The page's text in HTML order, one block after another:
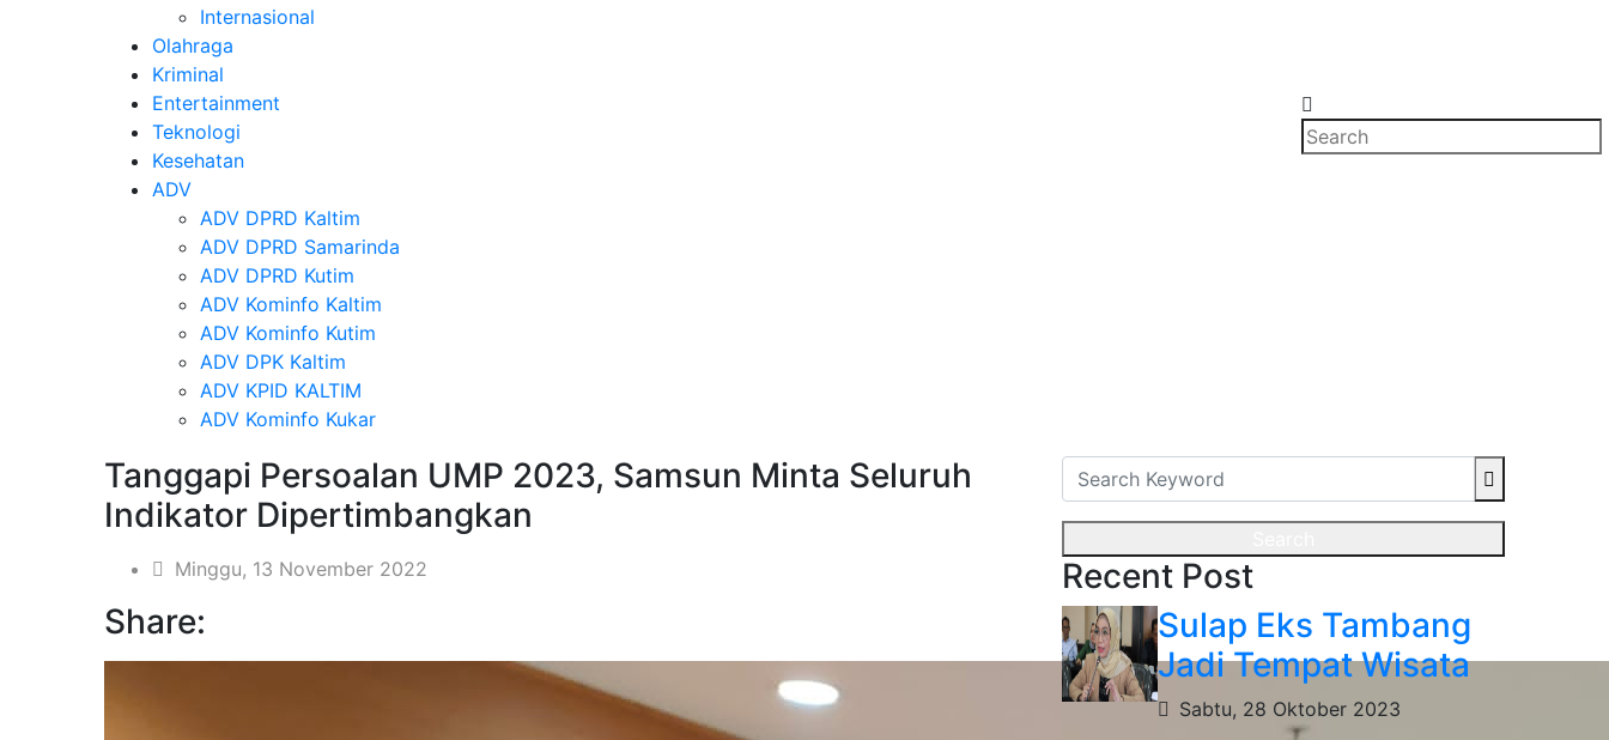
Internasional
Olahraga
Kriminal
Entertainment
Teknologi
Kesehatan
ADV
ADV DPRD Kaltim
ADV DPRD Samarinda
ADV DPRD Kutim
ADV Kominfo Kaltim
ADV Kominfo Kutim
ADV DPK Kaltim
ADV KPID KALTIM
ADV Kominfo Kukar
Tanggapi Persoalan UMP 2023, Samsun Minta Seluruh
Indikator Dipertimbangkan
Minggu, 13 November 2022
Share:
Recent Post
Sulap Eks Tambang
Jadi Tempat Wisata
Sabtu, 28 Oktober 2023